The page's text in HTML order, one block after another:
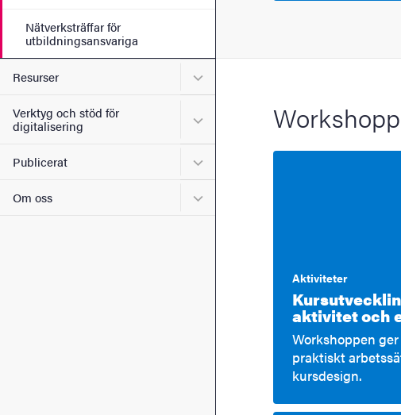
Nätverksträffar för
utbildningsansvariga
Resurser Undermeny för Resurser
Verktyg och stöd för
digitalisering
Undermeny för Verktyg och stöd
Publicerat Undermeny för Publicerat
Om oss Undermeny för Om oss
Aktiviteter
aktivitet och
Workshoppen
praktiskt
kursdesign.